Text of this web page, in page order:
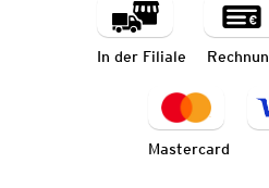
In der Filiale
Mastercard